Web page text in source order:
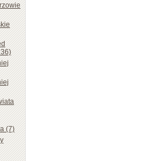
(7)